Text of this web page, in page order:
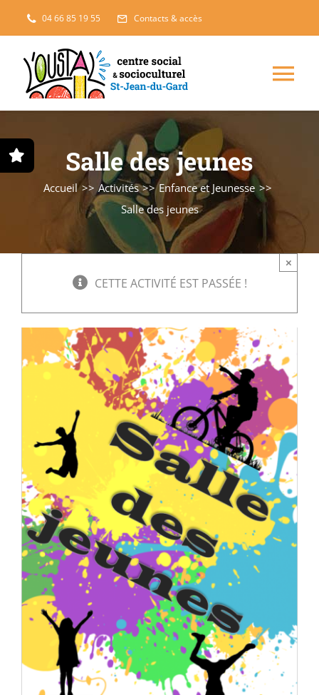
Passer
au
contenu
04 66 85 19 55 Contacts & accès
Projets solidaires
L’accueil
Séniors, Vie locale
Contacts
Salle des jeunes
Accueil Activités
Enfance et Jeunesse
Salle des jeunes
CETTE ACTIVITÉ EST PASSÉE !
×